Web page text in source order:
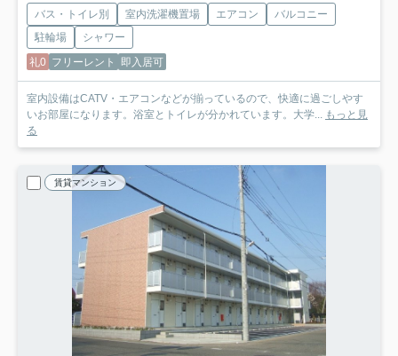
バス・トイレ別 室内洗濯機置場 エアコン
バルコニー
駐輪場
シャワー
礼0 フリーレント 即入居可
室内設備はCATV・エアコンなどが揃っているので、快適に過ごしやす
いお部屋になります。浴室とトイレが分かれています。大学... もっと見
る
賃貸マンション